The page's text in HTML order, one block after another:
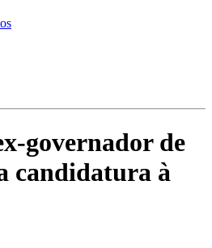
governador de
candidatura à